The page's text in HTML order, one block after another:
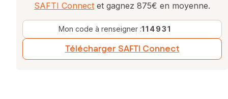
SAFTI Connect et gagnez 875€ en moyenne.
Mon code à renseigner :114931
Télécharger SAFTI Connect